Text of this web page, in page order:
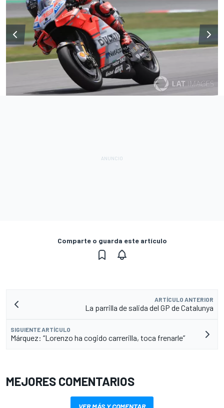
Comparte o guarda este artículo
ARTÍCULO ANTERIOR
La parrilla de salida del GP de Catalunya
SIGUIENTE ARTÍCULO
Márquez: “Lorenzo ha cogido carrerilla, toca frenarle”
MEJORES COMENTARIOS
VER MÁS Y COMENTAR